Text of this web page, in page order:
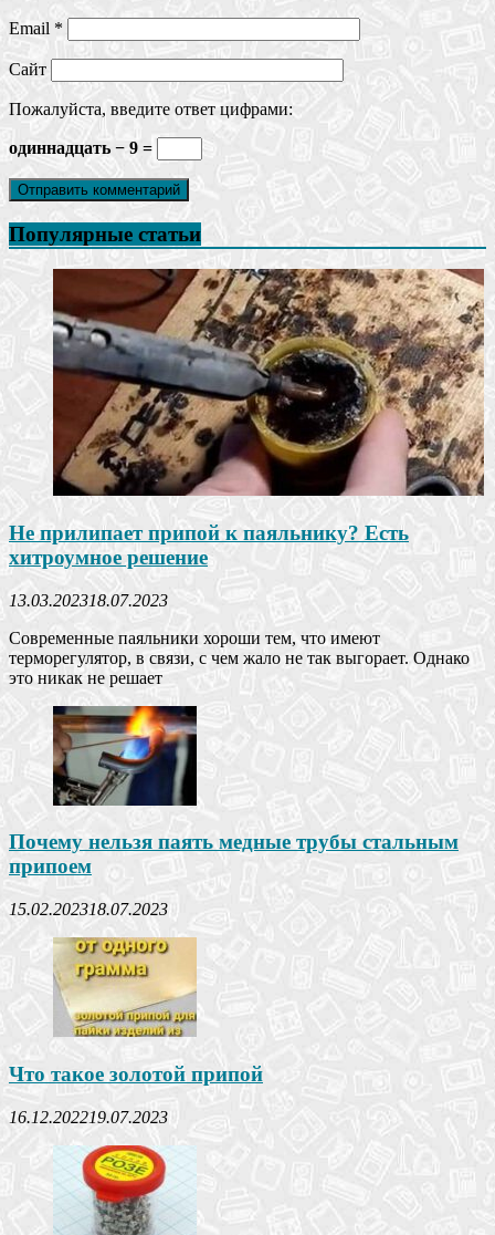
Email *
Сайт
Пожалуйста, введите ответ цифрами:
одиннадцать − 9 =
Популярные статьи
Не прилипает припой к паяльнику? Есть
хитроумное решение
13.03.202318.07.2023
Современные паяльники хороши тем, что имеют
терморегулятор, в связи, с чем жало не так выгорает. Однако
это никак не решает
Почему нельзя паять медные трубы стальным
припоем
15.02.202318.07.2023
Что такое золотой припой
16.12.202219.07.2023